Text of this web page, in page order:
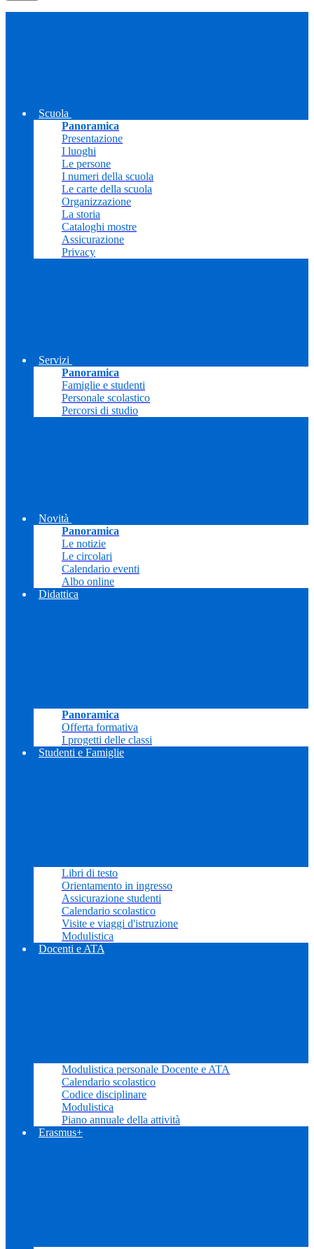
Scuola
Panoramica
Presentazione
I luoghi
Le persone
I numeri della scuola
Le carte della scuola
Organizzazione
La storia
Cataloghi mostre
Assicurazione
Privacy
Servizi
Panoramica
Famiglie e studenti
Personale scolastico
Percorsi di studio
Novità
Panoramica
Le notizie
Le circolari
Calendario eventi
Albo online
Didattica
Panoramica
Offerta formativa
I progetti delle classi
Studenti e Famiglie
Libri di testo
Orientamento in ingresso
Assicurazione studenti
Calendario scolastico
Visite e viaggi d'istruzione
Modulistica
Docenti e ATA
Modulistica personale Docente e ATA
Calendario scolastico
Codice disciplinare
Modulistica
Piano annuale della attività
Erasmus+